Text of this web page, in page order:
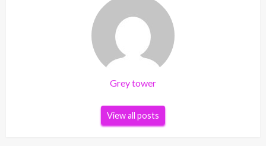
Grey tower
View all posts